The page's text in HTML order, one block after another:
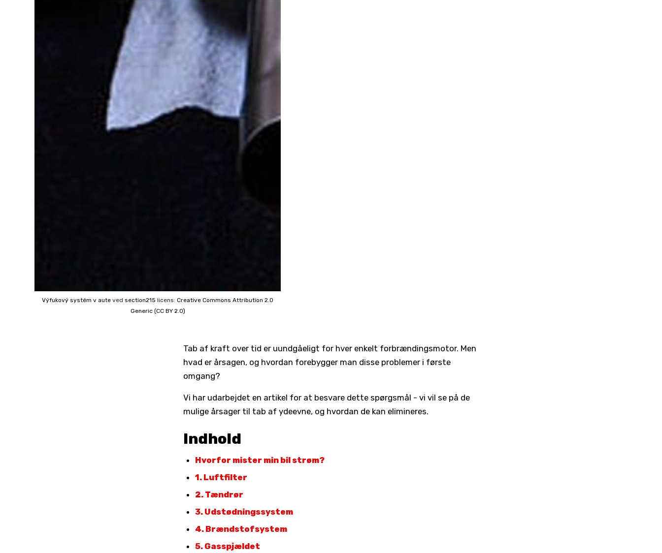
Výfukový systém v aute ved section215 licens: Creative Commons Attribution 2.0
Generic (CC BY 2.0)
Tab af kraft over tid er uundgåeligt for hver enkelt forbrændingsmotor. Men
hvad er årsagen, og hvordan forebygger man disse problemer i første
omgang?
Vi har udarbejdet en artikel for at besvare dette spørgsmål - vi vil se på de
mulige årsager til tab af ydeevne, og hvordan de kan elimineres.
Indhold
Hvorfor mister min bil strøm?
1. Luftfilter
2. Tændrør
3. Udstødningssystem
4. Brændstofsystem
5. Gasspjældet